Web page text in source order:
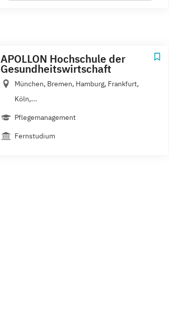
APOLLON Hochschule der
Gesundheitswirtschaft
München, Bremen, Hamburg, Frankfurt,
Köln,...
Pflegemanagement
Fernstudium